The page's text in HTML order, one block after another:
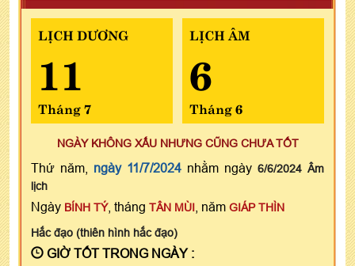
LỊCH DƯƠNG
11
Tháng 7
LỊCH ÂM
6
Tháng 6
NGÀY KHÔNG XẤU NHƯNG CŨNG CHƯA TỐT
Thứ năm, ngày 11/7/2024 nhằm ngày 6/6/2024 Âm
lịch
Ngày BÍNH TÝ, tháng TÂN MÙI , năm GIÁP THÌN
Hắc đạo (thiên hình hắc đạo)
GIỜ TỐT TRONG NGÀY :